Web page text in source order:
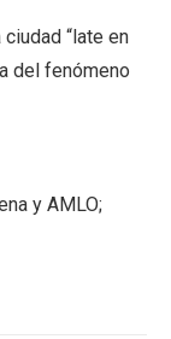
“late en
del fenómeno
y AMLO;